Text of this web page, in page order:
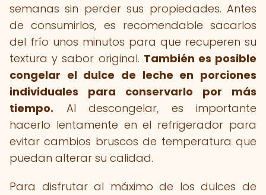
semanas sin perder sus propiedades. Antes
de consumirlos, es recomendable sacarlos
del frío unos minutos para que recuperen su
textura y sabor original. También es posible
congelar el dulce de leche en porciones
individuales para conservarlo por más
tiempo. Al descongelar, es importante
hacerlo lentamente en el refrigerador para
evitar cambios bruscos de temperatura que
puedan alterar su calidad.
Para disfrutar al máximo de los dulces de